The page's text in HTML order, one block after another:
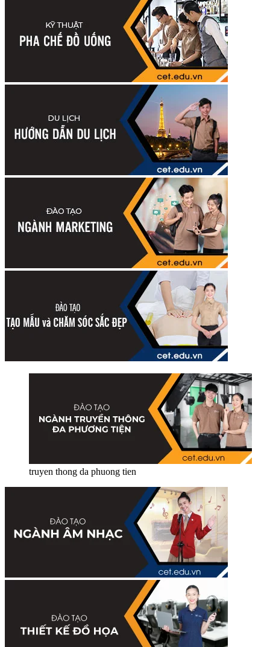
truyen thong da phuong tien